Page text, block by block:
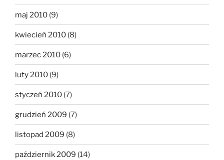
maj 2010 (9)
kwiecień 2010 (8)
marzec 2010 (6)
luty 2010 (9)
styczeń 2010 (7)
grudzień 2009 (7)
listopad 2009 (8)
październik 2009 (14)